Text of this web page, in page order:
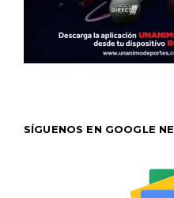
SÍGUENOS EN GOOGLE